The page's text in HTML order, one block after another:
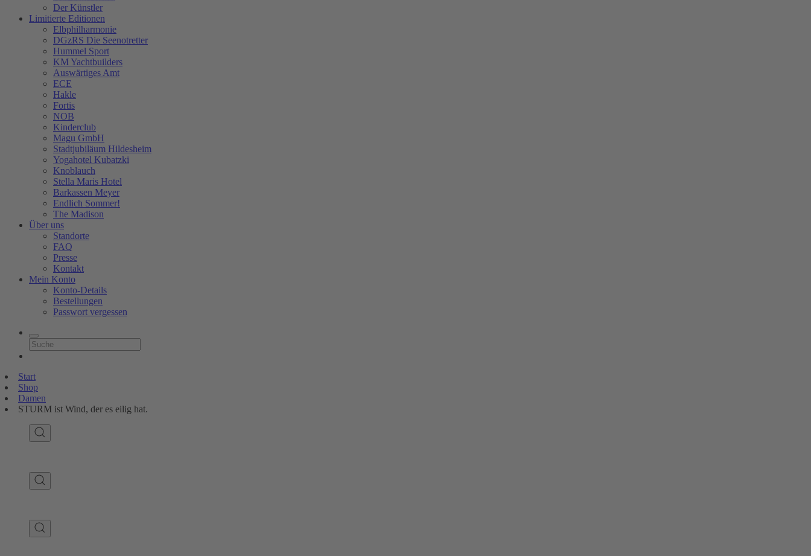
Der Künstler
Limitierte Editionen
Elbphilharmonie
DGzRS Die Seenotretter
Hummel Sport
KM Yachtbuilders
Auswärtiges Amt
ECE
Hakle
Fortis
NOB
Kinderclub
Magu GmbH
Stadtjubiläum Hildesheim
Yogahotel Kubatzki
Knoblauch
Stella Maris Hotel
Barkassen Meyer
Endlich Sommer!
The Madison
Über uns
Standorte
FAQ
Presse
Kontakt
Mein Konto
Konto-Details
Bestellungen
Passwort vergessen
Start
Shop
Damen
STURM ist Wind, der es eilig hat.